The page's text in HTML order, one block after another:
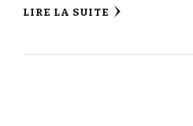
LIRE LA SUITE